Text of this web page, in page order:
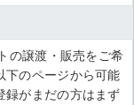
の譲渡・販売をご希
下のページから可能
録がまだの方はまず